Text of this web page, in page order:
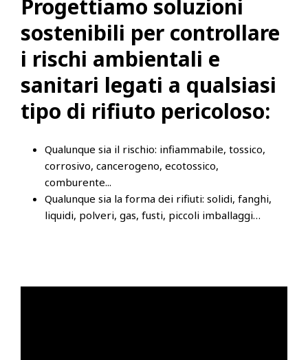
Progettiamo soluzioni
sostenibili per controllare
i rischi ambientali e
sanitari legati a qualsiasi
tipo di rifiuto pericoloso:
Qualunque sia il rischio: infiammabile, tossico,
corrosivo, cancerogeno, ecotossico,
comburente...
Qualunque sia la forma dei rifiuti: solidi, fanghi,
liquidi, polveri, gas, fusti, piccoli imballaggi…